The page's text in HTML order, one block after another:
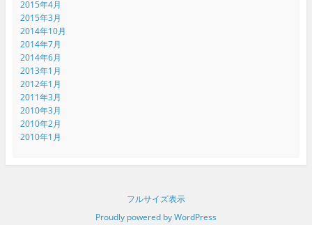
2015年4月
2015年3月
2014年10月
2014年7月
2014年6月
2013年1月
2012年1月
2011年3月
2010年3月
2010年2月
2010年1月
フルサイズ表示
Proudly powered by WordPress